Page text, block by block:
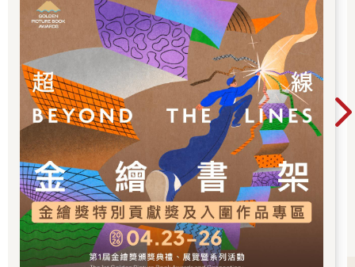
替胖卡購置一套音響設備。原本打定主意要放黑膠的，但因為胖
卡跑來跑去容易震動，影響唱針讀取，最後選定用卡帶來播。雖
然有些美中不足，但作為一間行動咖啡館的播放器材也夠用了。
這樣的行動咖啡館，和別人家的有什麼不一樣？豆子任選，價格
只有兩種。付費和不付費。只要你覺得他手沖的咖啡夠好喝，一
杯就是一百元。
不付費的咖啡，則是這項計畫的主要核心：「以物易物」。如果
你覺得咖啡好喝，用任何東西來交換都是可以的。
一開始在花蓮的海灘上開張，他的行動咖啡館引來不少關注。在
海風的徐徐吹送下，他把「工人皇帝」布魯斯·史普林斯汀
（Bruce Springsteen） 的〈生來奔跑〉（Born to Run）開到最大
聲。歌詞這麼唱著，「我們生來就是要奔跑的，那怕這條公路充
滿寂寞的破碎英雄」，這不正是胖卡always on the road（總是在
路上）的精神嗎？
史普林斯汀的熱烈美國搖滾樂，總是吸引許多在海風中奔跑而來
大獎」。